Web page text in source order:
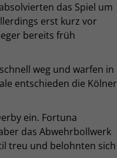
das Spiel um
erst kurz vor
bereits früh
weg und warfen in
entschieden die Kölner
ein. Fortuna
das Abwehrbollwerk
treu und belohnten sich